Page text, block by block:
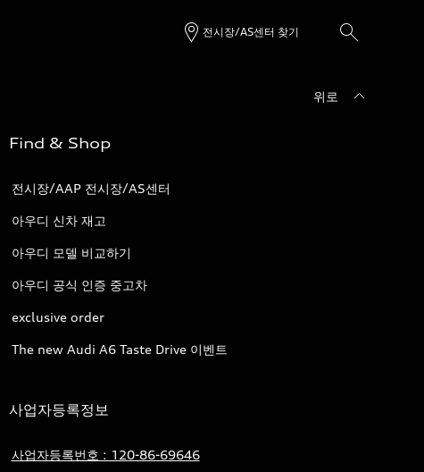
전시장/AS센터 찾기
위로
Find & Shop
전시장/AAP 전시장/AS센터
아우디 신차 재고
아우디 모델 비교하기
아우디 공식 인증 중고차
exclusive order
The new Audi A6 Taste Drive 이벤트
사업자등록정보
사업자등록번호 : 120-86-69646